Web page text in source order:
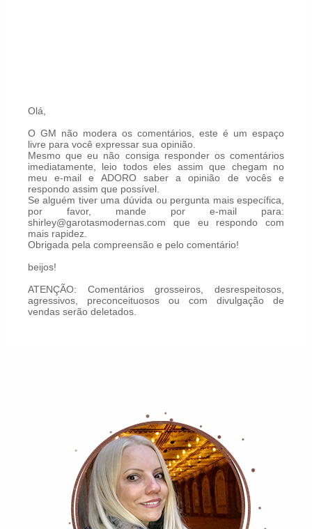
Olá,
O GM não modera os comentários, este é um espaço
livre para você expressar sua opinião.
Mesmo que eu não consiga responder os comentários
imediatamente, leio todos eles assim que chegam no
meu e-mail e ADORO saber a opinião de vocês e
respondo assim que possível.
Se alguém tiver uma dúvida ou pergunta mais específica,
por favor, mande por e-mail para:
shirley@garotasmodernas.com que eu respondo com
mais rapidez.
Obrigada pela compreensão e pelo comentário!
beijos!
ATENÇÃO: Comentários grosseiros, desrespeitosos,
agressivos, preconceituosos ou com divulgação de
vendas serão deletados.